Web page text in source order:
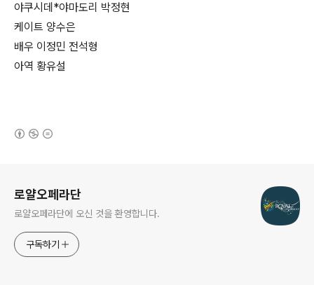
야쿠시데*야마도리 박정현
케이트 양수은
배우 이정민 전석형
아역 황유설
로얄오페라단
로얄오페라단에 오신 것을 환영합니다.
구독하기